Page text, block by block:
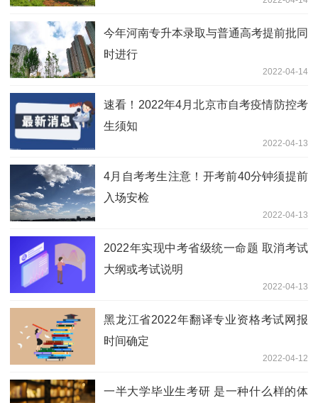
今年河南专升本录取与普通高考提前批同
时进行
2022-04-14
速看！2022年4月北京市自考疫情防控考
生须知
2022-04-13
4月自考考生注意！开考前40分钟须提前
入场安检
2022-04-13
2022年实现中考省级统一命题 取消考试
大纲或考试说明
2022-04-13
黑龙江省2022年翻译专业资格考试网报
时间确定
2022-04-12
一半大学毕业生考研 是一种什么样的体